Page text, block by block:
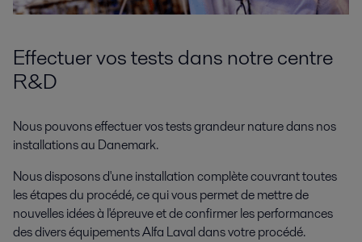
Effectuer vos tests dans notre centre
R&D
Nous pouvons effectuer vos tests grandeur nature dans nos
installations au Danemark.
Nous disposons d'une installation complète couvrant toutes
les étapes du procédé, ce qui vous permet de mettre de
nouvelles idées à l'épreuve et de confirmer les performances
des divers équipements Alfa Laval dans votre procédé.